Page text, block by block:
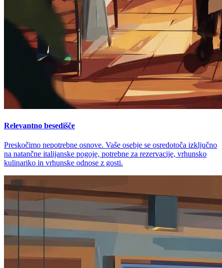
Relevantno besedišče
Preskočimo nepotrebne osnove. Vaše osebje se osredotoča izključno
na natančne italijanske pogoje, potrebne za rezervacije, vrhunsko
kulinariko in vrhunske odnose z gosti.